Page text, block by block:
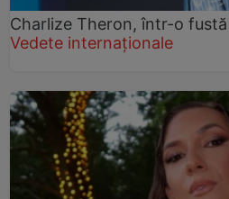
Charlize Theron, într-o
Vedete internaționale